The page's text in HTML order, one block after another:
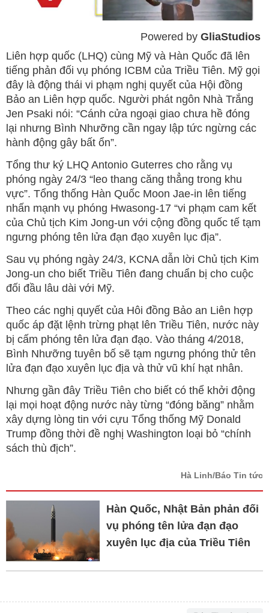
Powered by GliaStudios
Liên hợp quốc (LHQ) cùng Mỹ và Hàn Quốc đã lên
tiếng phản đối vụ phóng ICBM của Triều Tiên. Mỹ gọi
đây là động thái vi phạm nghị quyết của Hội đồng
Bảo an Liên hợp quốc. Người phát ngôn Nhà Trắng
Jen Psaki nói: “Cánh cửa ngoại giao chưa hề đóng
lại nhưng Bình Nhưỡng cần ngay lập tức ngừng các
hành động gây bất ổn”.
Tổng thư ký LHQ Antonio Guterres cho rằng vụ
phóng ngày 24/3 “leo thang căng thẳng trong khu
vực”. Tổng thống Hàn Quốc Moon Jae-in lên tiếng
nhấn mạnh vụ phóng Hwasong-17 “vi phạm cam kết
của Chủ tịch Kim Jong-un với cộng đồng quốc tế tạm
ngưng phóng tên lửa đạn đạo xuyên lục địa”.
Sau vụ phóng ngày 24/3, KCNA dẫn lời Chủ tịch Kim
Jong-un cho biết Triều Tiên đang chuẩn bị cho cuộc
đối đầu lâu dài với Mỹ.
Theo các nghị quyết của Hôi đồng Bảo an Liên hợp
quốc áp đặt lệnh trừng phạt lên Triều Tiên, nước này
bị cấm phóng tên lửa đạn đạo. Vào tháng 4/2018,
Bình Nhưỡng tuyên bố sẽ tạm ngưng phóng thử tên
lửa đạn đạo xuyên lục địa và thử vũ khí hạt nhân.
Nhưng gần đây Triều Tiên cho biết có thể khởi động
lại mọi hoạt động nước này từng “đóng băng” nhằm
xây dựng lòng tin với cựu Tổng thống Mỹ Donald
Trump đồng thời đề nghị Washington loại bỏ “chính
sách thù địch”.
Hà Linh/Báo Tin tức
Hàn Quốc, Nhật Bản phản đối
vụ phóng tên lửa đạn đạo
xuyên lục địa của Triều Tiên